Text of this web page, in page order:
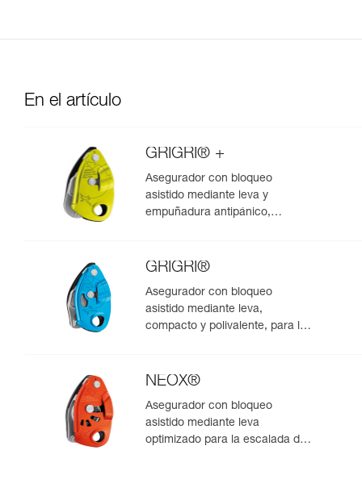
En el artículo
GRIGRI® +
Asegurador con bloqueo
asistido mediante leva y
empuñadura antipánico,
GRIGRI®
Asegurador con bloqueo
asistido mediante leva,
compacto y polivalente, para la
NEOX®
Asegurador con bloqueo
asistido mediante leva
optimizado para la escalada de